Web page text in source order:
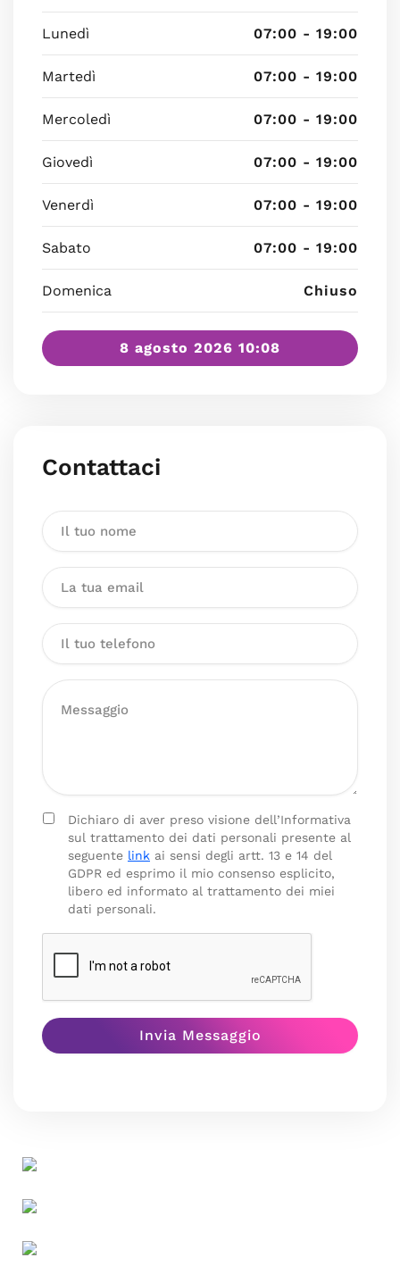
Lunedì 07:00 - 19:00
Martedì 07:00 - 19:00
Mercoledì 07:00 - 19:00
Giovedì 07:00 - 19:00
Venerdì 07:00 - 19:00
Sabato 07:00 - 19:00
Domenica Chiuso
8 agosto 2026 10:08
Contattaci
Dichiaro di aver preso visione dell’Informativa
sul trattamento dei dati personali presente al
seguente link ai sensi degli artt. 13 e 14 del
GDPR ed esprimo il mio consenso esplicito,
libero ed informato al trattamento dei miei
dati personali.